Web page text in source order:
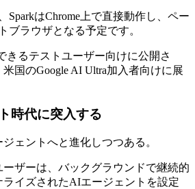
SparkはChrome上で直接動作し、ペー
ブラウザとなる予定です。
きるテストユーザー向けに公開さ
国のGoogle AI Ultra加入者向けに展
時代に突入する
ェントへと進化しつつある。
ーザーは、バックグラウンドで継続的
イズされたAIエージェントを設定